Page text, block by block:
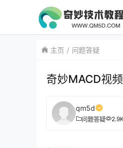
主页 问题答疑
奇妙MACD视
qm5d
问题答疑